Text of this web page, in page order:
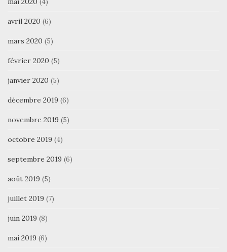
avril 2020 (6)
mars 2020 (5)
février 2020 (5)
janvier 2020 (5)
décembre 2019 (6)
novembre 2019 (5)
octobre 2019 (4)
septembre 2019 (6)
août 2019 (5)
juillet 2019 (7)
juin 2019 (8)
mai 2019 (6)